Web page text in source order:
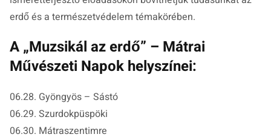
erdő és a természetvédelem témakörében.
A „Muzsikál az erdő” – Mátrai
Művészeti Napok helyszínei:
06.28. Gyöngyös – Sástó
06.29. Szurdokpüspöki
06.30. Mátraszentimre